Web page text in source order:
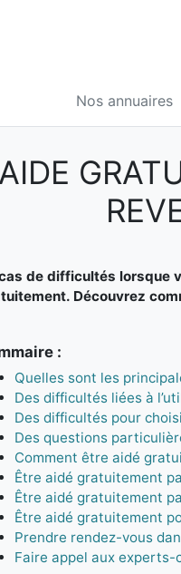
Nos annuaires
de difficultés lorsque
Découvrez
:
Quelles sont les
Des difficultés liées à
Des difficultés pour
Des questions
Comment être aidé
Être aidé gratuitement
Être aidé gratuitement
Être aidé gratuitement
Prendre rendez-vous
Faire appel aux